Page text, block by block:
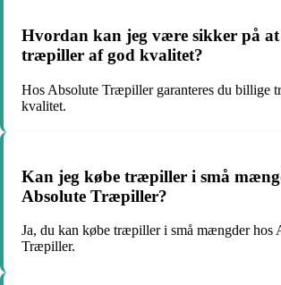
Hvordan kan jeg være sikker på
træpiller af god kvalitet?
Hos Absolute Træpiller garanteres du billige
kvalitet.
Kan jeg købe træpiller i små
Absolute Træpiller?
Ja, du kan købe træpiller i små mængder hos
Træpiller.